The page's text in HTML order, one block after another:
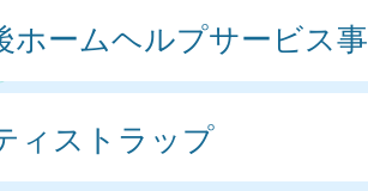
ホームヘルプサービス
ィストラップ